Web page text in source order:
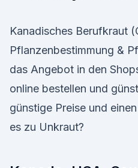
Kanadisches Berufkraut
Pflanzenbestimmung &
das Angebot in den
online bestellen und
günstige Preise und
es zu Unkraut?